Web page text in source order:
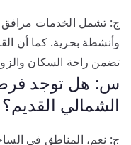
ج: تشمل الخدمات مرافق
وأنشطة بحرية. كما أن
تضمن راحة السكان
س: هل توجد
الشمالي القديم؟
ج: نعم، المناطق في